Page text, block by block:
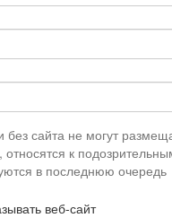
без сайта не могут
относятся к
в последнюю очередь
веб-сайт